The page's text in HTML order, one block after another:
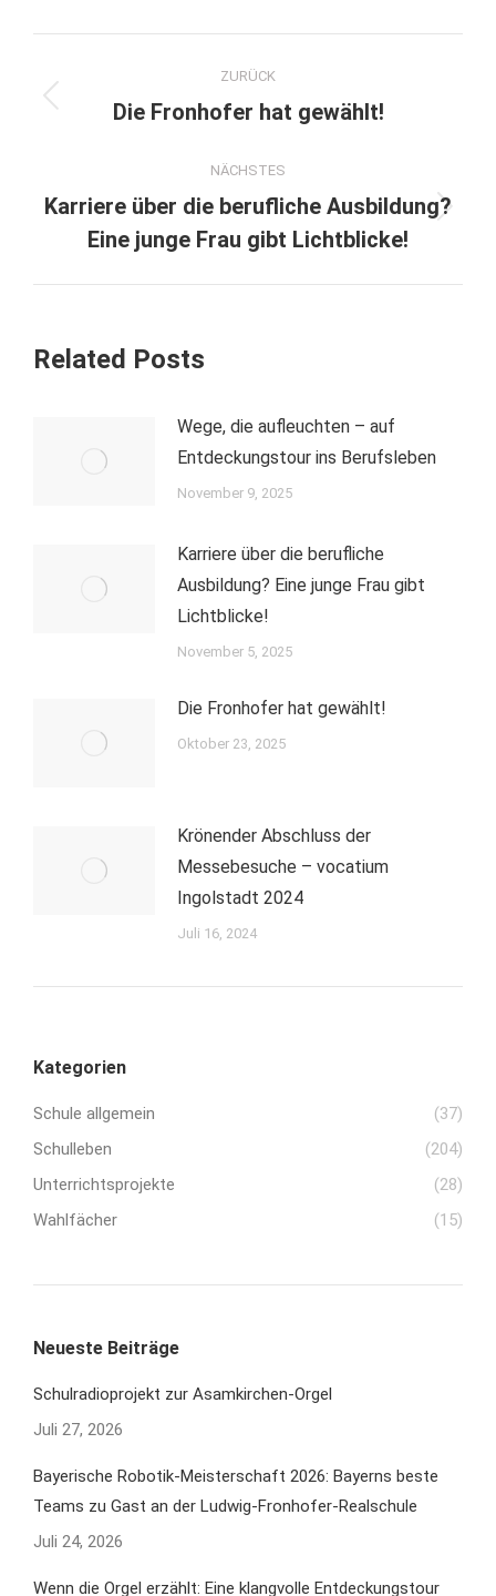
ZURÜCK
Vorheriger
Die Fronhofer hat gewählt!
NÄCHSTES
Nächster
Beitrag:
Karriere über die berufliche Ausbildung?
Eine junge Frau gibt Lichtblicke!
Related Posts
Wege, die aufleuchten – auf
Entdeckungstour ins Berufsleben
November 9, 2025
Karriere über die berufliche
Ausbildung? Eine junge Frau gibt
Lichtblicke!
November 5, 2025
Die Fronhofer hat gewählt!
Oktober 23, 2025
Krönender Abschluss der
Messebesuche – vocatium
Ingolstadt 2024
Juli 16, 2024
Kategorien
Schule allgemein
(37)
Schulleben
(204)
Unterrichtsprojekte
(28)
Wahlfächer
(15)
Neueste Beiträge
Schulradioprojekt zur Asamkirchen-Orgel
Juli 27, 2026
Bayerische Robotik-Meisterschaft 2026: Bayerns beste
Teams zu Gast an der Ludwig-Fronhofer-Realschule
Juli 24, 2026
Wenn die Orgel erzählt: Eine klangvolle Entdeckungstour